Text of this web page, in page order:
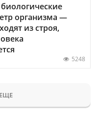
организма —
из строя,
5248